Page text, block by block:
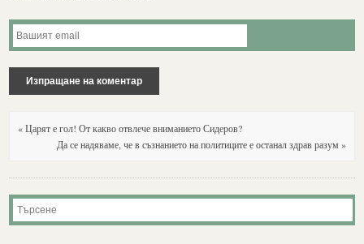
« Царят е гол! От какво отвлече вниманието Сидеров?
Да се надяваме, че в съзнанието на политиците е останал здрав разум »